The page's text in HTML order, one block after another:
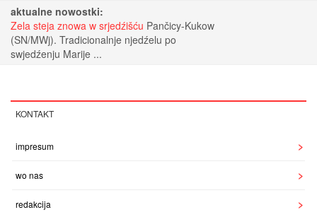
aktualne nowostki:
Zela steja znowa w srjedźišću Pančicy-Kukow
(SN/MWj). Tradicionalnje njedźelu po
swjedźenju Marije ...
KONTAKT
impresum
wo nas
redakcija